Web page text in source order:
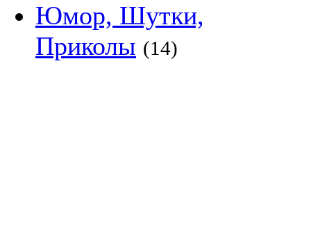
Юмор, Шутки,
Приколы (14)